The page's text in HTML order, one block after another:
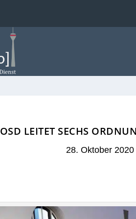
OSD LEITET SECHS
28. Oktober 2020